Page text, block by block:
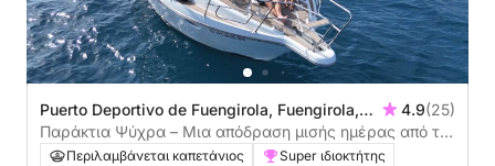
Puerto Deportivo de Fuengirola, Fuengirola,
Ισπανία
4.9(25)
Παράκτια Ψύχρα – Μια απόδραση μισής ημέρας από τη
Φουεντζιρόλα
Περιλαμβάνεται καπετάνιος
Super ιδιοκτήτης